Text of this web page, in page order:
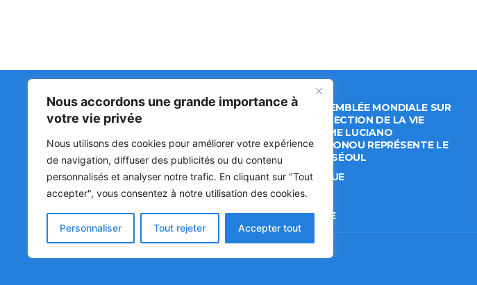
Nous accordons une grande importance à
votre vie privée
Nous utilisons des cookies pour améliorer votre expérience
de navigation, diffuser des publicités ou du contenu
personnalisés et analyser notre trafic. En cliquant sur "Tout
accepter", vous consentez à notre utilisation des cookies.
Personnaliser Tout rejeter Accepter tout
Matin Libre
Premiers sur l'info !
47ᵉ ASSEMBLÉE MONDIALE SUR
LA PROTECTION DE LA VIE
PRIVÉE: ME LUCIANO
HOUNKPONOU REPRÉSENTE LE
BÉNIN À SÉOUL
POLITIQUE
SOCIÉTÉ
CULTURE